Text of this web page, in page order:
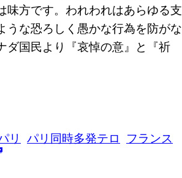
味方です。われわれはあらゆる支
な恐ろしく愚かな行為を防がな
ダ国民より『哀悼の意』と『祈
リ パリ同時多発テロ フランス